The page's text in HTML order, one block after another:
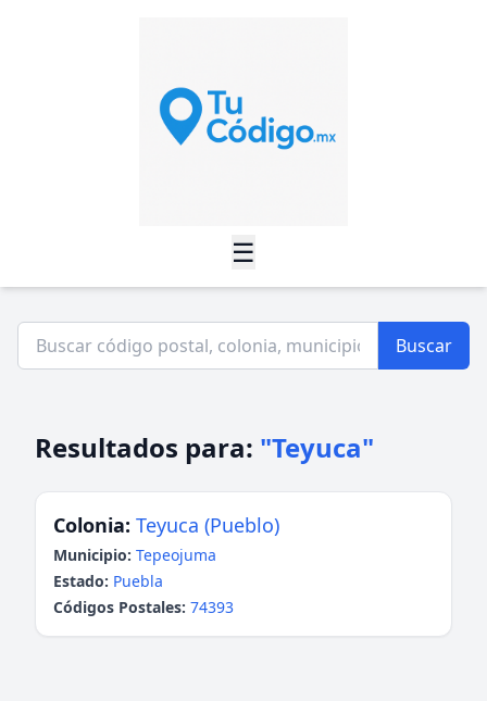
☰
Buscar
Resultados para: "Teyuca"
Colonia: Teyuca (Pueblo)
Municipio: Tepeojuma
Estado: Puebla
Códigos Postales: 74393